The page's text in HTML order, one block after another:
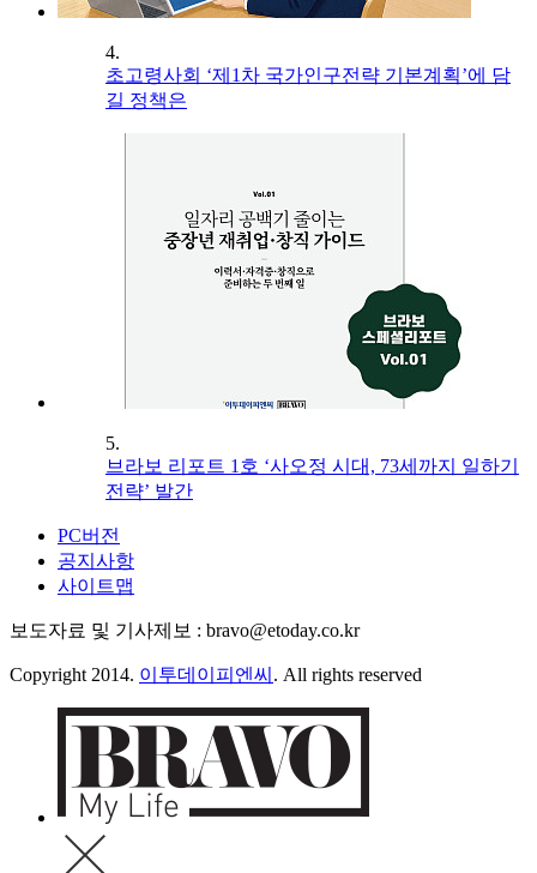
4.
초고령사회 ‘제1차 국가인구전략 기본계획’에 담
길 정책은
5.
브라보 리포트 1호 ‘사오정 시대, 73세까지 일하기
전략’ 발간
PC버전
공지사항
사이트맵
보도자료 및 기사제보 : bravo@etoday.co.kr
Copyright 2014. 이투데이피엔씨 . All rights reserved